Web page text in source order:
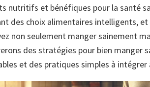
nutritifs et bénéfiques pour la santé
des choix alimentaires intelligents,
non seulement manger sainement
des stratégies pour bien manger
et des pratiques simples à intégrer